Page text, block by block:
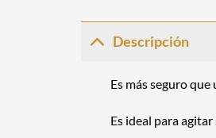
Descripción
Es más seguro
Es ideal para